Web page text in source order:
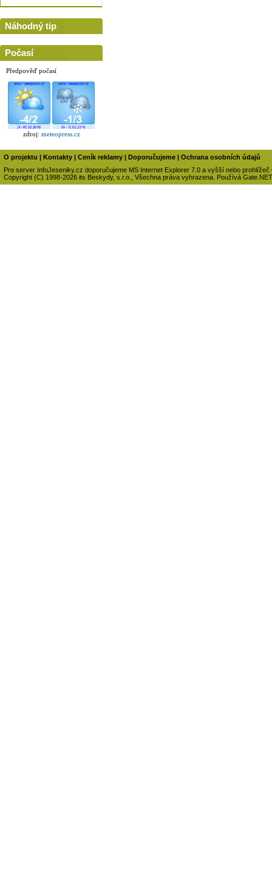
Náhodný tip
Počasí
Předpověď počasí
zdroj: meteopress.cz
O projektu Kontakty Ceník reklamy Doporučujeme
Ochrana osobních údajů
Pro server InfoJeseniky.cz doporučujeme MS Internet Explorer 7.0 a vyšší nebo prohlížeč
Copyright (C) 1998-2026 its Beskydy, s.r.o., Všechna práva vyhrazena. Používá